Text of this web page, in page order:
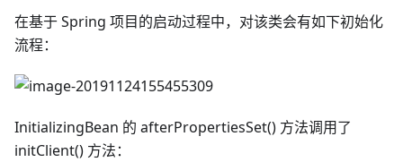
在基于 Spring 项目的启动过程中，对该类会有如下初始化
流程：
InitializingBean 的 afterPropertiesSet() 方法调用了
initClient() 方法：